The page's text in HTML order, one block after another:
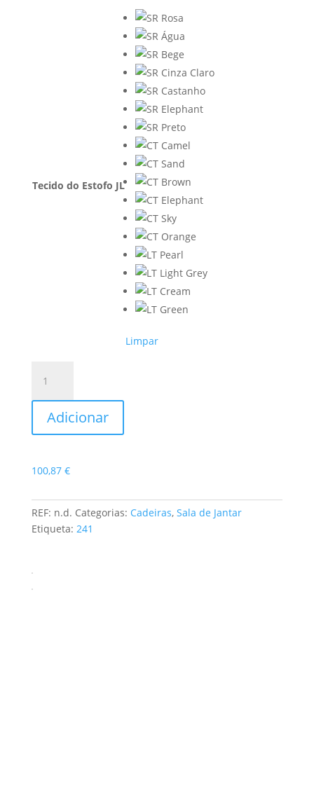
Tecido do Estofo JL
Limpar
Cadeira
Saturno
Adicionar
100,87 €
REF: n.d. Categorias: Cadeiras, Sala de Jantar
Etiqueta: 241